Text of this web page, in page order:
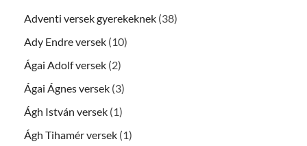
Adventi versek gyerekeknek (38)
Ady Endre versek (10)
Ágai Adolf versek (2)
Ágai Ágnes versek (3)
Ágh István versek (1)
Ágh Tihamér versek (1)